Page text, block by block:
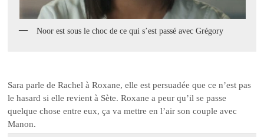
Noor est sous le choc de ce qui s’est passé avec Grégory
Sara parle de Rachel à Roxane, elle est persuadée que ce n’est pas
le hasard si elle revient à Sète. Roxane a peur qu’il se passe
quelque chose entre eux, ça va mettre en l’air son couple avec
Manon.